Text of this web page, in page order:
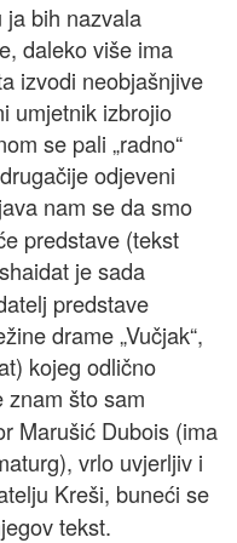
ja bih nazvala
daleko više ima
izvodi neobjašnjive
umjetnik izbrojio
se pali „radno“
odjeveni
nam se da smo
predstave (tekst
je sada
predstave
drame „Vučjak“,
kojeg odlično
znam što sam
Marušić Dubois (ima
vrlo uvjerljiv i
Kreši, buneći se
tekst.